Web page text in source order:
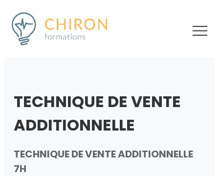
TECHNIQUE DE VENTE
ADDITIONNELLE
TECHNIQUE DE VENTE ADDITIONNELLE
7H